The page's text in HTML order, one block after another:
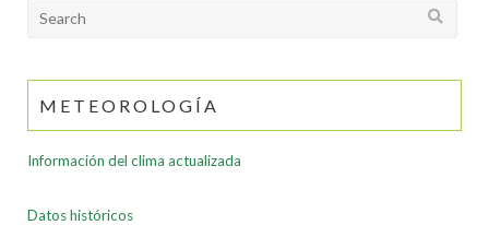
Search
METEOROLOGÍA
Información del clima actualizada
Datos históricos